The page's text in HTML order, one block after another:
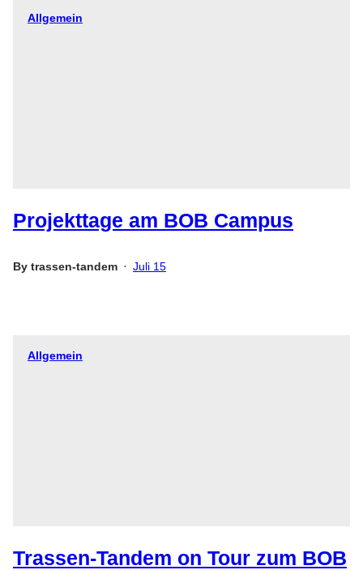
Allgemein
Projekttage am BOB Campus
By trassen-tandem • Juli 15
Allgemein
Trassen-Tandem on Tour zum BOB